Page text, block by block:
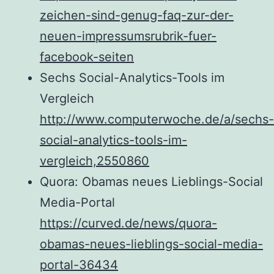
zeichen-sind-genug-faq-zur-der-
neuen-impressumsrubrik-fuer-
facebook-seiten
Sechs Social-Analytics-Tools im
Vergleich
http://www.computerwoche.de/a/sechs-
social-analytics-tools-im-
vergleich,2550860
Quora: Obamas neues Lieblings-Social
Media-Portal
https://curved.de/news/quora-
obamas-neues-lieblings-social-media-
portal-36434